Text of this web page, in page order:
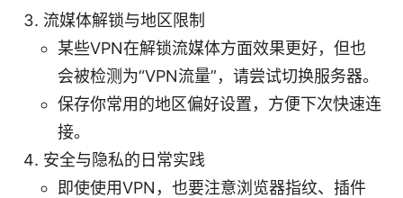
流媒体解锁与地区限制
某些VPN在解锁流媒体方面效果更好，但也
会被检测为“VPN流量”，请尝试切换服务器。
保存你常用的地区偏好设置，方便下次快速连
接。
安全与隐私的日常实践
即使使用VPN，也要注意浏览器指纹、插件